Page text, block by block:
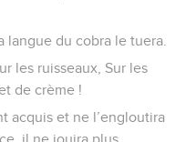
langue du cobra le tuera.
les ruisseaux, Sur les
de crème !
acquis et ne l’engloutira
il ne jouira plus.